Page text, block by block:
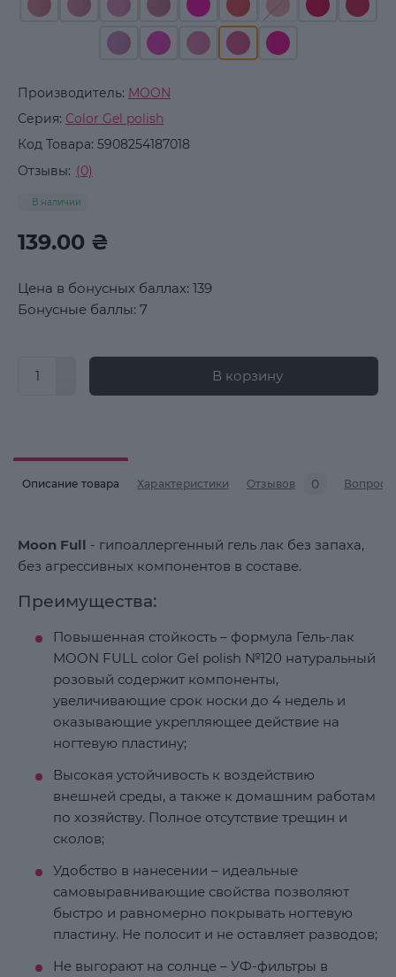
Производитель: MOON
Серия: Color Gel polish
Код Товара: 5908254187018
Отзывы: (0)
В наличии
139.00 ₴
Цена в бонусных баллах: 139
Бонусные баллы: 7
В корзину
Описание товара Характеристики Отзывов 0 Вопросы
Moon Full - гипоаллергенный гель лак без запаха,
без агрессивных компонентов в составе.
Преимущества:
Повышенная стойкость – формула Гель-лак
MOON FULL color Gel polish №120 натуральный
розовый содержит компоненты,
увеличивающие срок носки до 4 недель и
оказывающие укрепляющее действие на
ногтевую пластину;
Высокая устойчивость к воздействию
внешней среды, а также к домашним работам
по хозяйству. Полное отсутствие трещин и
сколов;
Удобство в нанесении – идеальные
самовыравнивающие свойства позволяют
быстро и равномерно покрывать ногтевую
пластину. Не полосит и не оставляет разводов;
Не выгорают на солнце – УФ-фильтры в